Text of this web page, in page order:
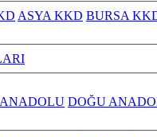
ASYA KKD BURSA
DOĞU